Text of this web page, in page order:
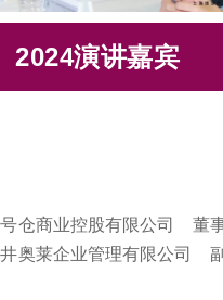
2024演讲嘉宾
廖卫杰
郭 杨
奥莱UP TOWN 项目总经理
荟城奥特莱斯集团有限公司 总
施景鸥
刘平军
王 伟
号仓商业控股有限公司 董
井奥莱企业管理有限公司